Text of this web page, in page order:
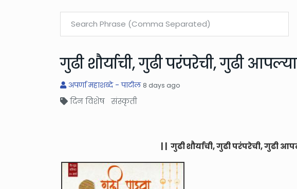
गुढी शौर्याची, गुढी परंपरेची, गुढी
अपर्णा महाशब्दे - पाटील 8 days ago
दिन विशेष संस्कृती
| | गुढी शौर्याची, गुढी परंपरेची, गुढी